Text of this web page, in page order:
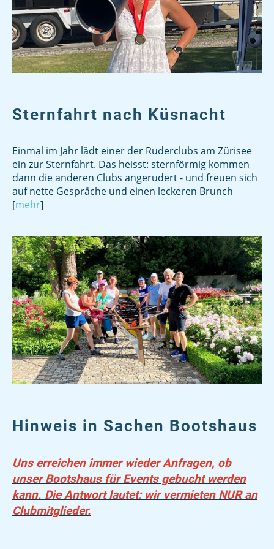
Sternfahrt nach Küsnacht
Einmal im Jahr lädt einer der Ruderclubs am Zürisee
ein zur Sternfahrt. Das heisst: sternförmig kommen
dann die anderen Clubs angerudert - und freuen sich
auf nette Gespräche und einen leckeren Brunch
[mehr]
Hinweis in Sachen Bootshaus
Uns erreichen immer wieder Anfragen, ob
unser Bootshaus für Events gebucht werden
kann. Die Antwort lautet: wir vermieten NUR an
Clubmitglieder.